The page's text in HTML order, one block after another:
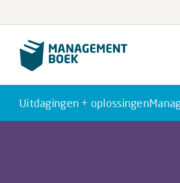
Uitdagingen + oplossingen